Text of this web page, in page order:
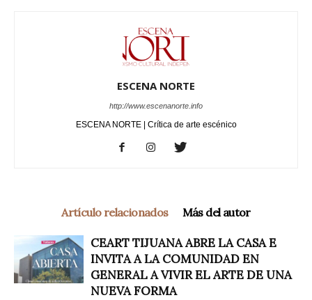
ESCENA NORTE
http://www.escenanorte.info
ESCENA NORTE | Crítica de arte escénico
Artículo relacionados Más del autor
CEART TIJUANA ABRE LA CASA E
INVITA A LA COMUNIDAD EN
GENERAL A VIVIR EL ARTE DE UNA
NUEVA FORMA